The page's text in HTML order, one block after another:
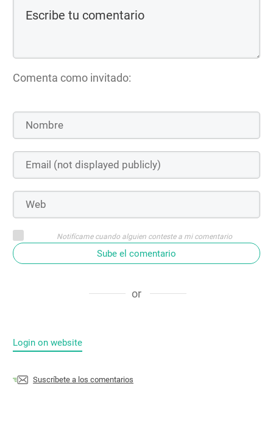
Comenta como invitado:
Notifícame cuando alguien conteste a mi comentario
Sube el comentario
or
Login on website
Suscríbete a los comentarios